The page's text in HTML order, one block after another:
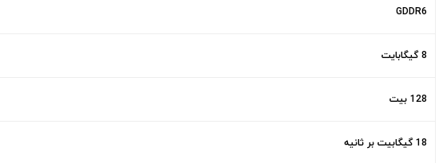
GDDR6
8 گیگابایت
128 بیت
18 گیگابیت بر ثانیه